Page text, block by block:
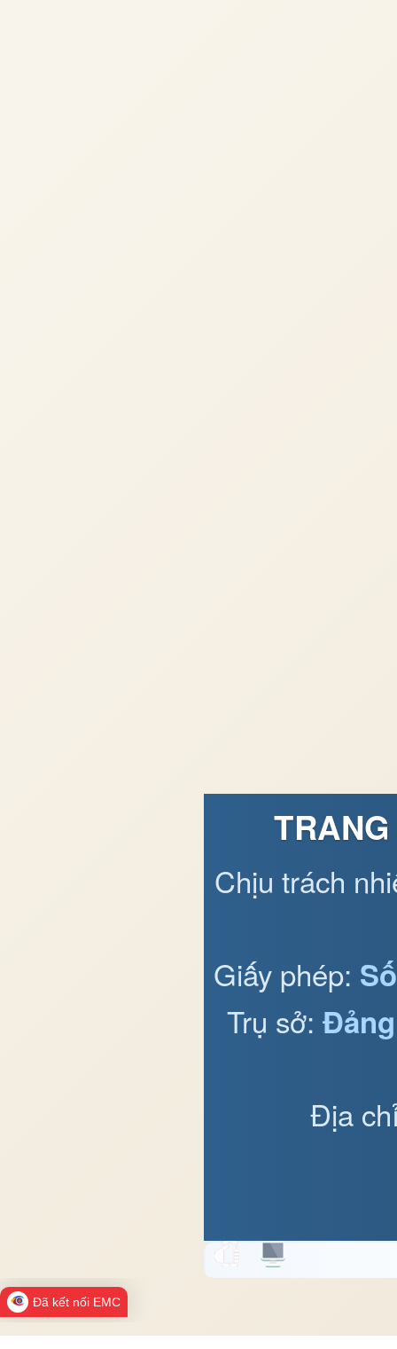
Chịu trách
Giấy phép:
Trụ sở:
Địa
Đã kết nối EMC